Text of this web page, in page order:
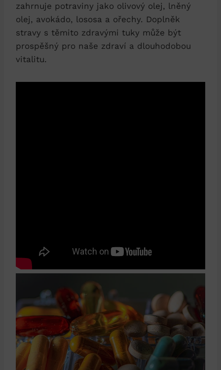
zahrnuje potraviny jako olivový olej, lněný
olej, avokádo, lososa a ořechy. Doplněk
stravy s těmito zdravými tuky může být
prospěšný pro naše zdraví a dlouhodobou
vitalitu.